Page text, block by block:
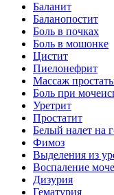
Баланит
Баланопостит
Боль в почках
Боль в мошонке
Цистит
Пиелонефрит
Массаж
Боль при
Уретрит
Простатит
Белый налет на
Фимоз
Выделения из
Воспаление
Дизурия
Гематурия